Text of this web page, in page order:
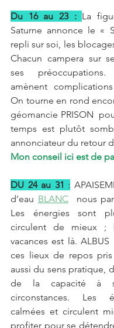
Du 16 au 23 : La
Saturne annonce le «
repli sur soi, les
Chacun campera sur
ses
amènent
On tourne en rond
géomancie PRISON
temps est plutôt
annonciateur du retour
Mon conseil ici est de
DU 24 au 31 :
d’eau BLANC
nous
Les énergies sont
circulent de mieux ;
vacances est là.
ces lieux de repos pris
aussi du sens pratique,
de la capacité à
circonstances. Les
calmées et circulent
profiter pour se